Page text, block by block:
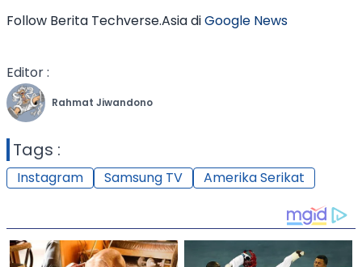
Follow Berita Techverse.Asia diGoogle News
Editor :
Rahmat Jiwandono
Tags :
Instagram Samsung TV Amerika Serikat